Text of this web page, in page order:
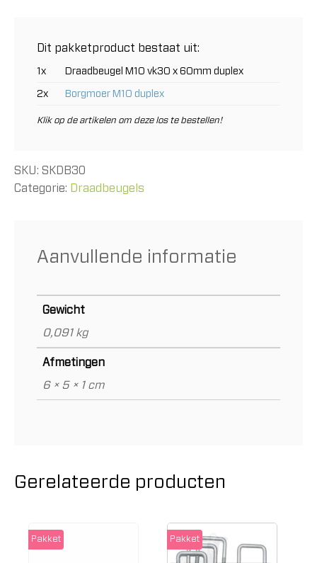
borgmoer
aantal
Dit pakketproduct bestaat uit:
1x Draadbeugel M10 vk30 x 60mm duplex
2x Borgmoer M10 duplex
Klik op de artikelen om deze los te bestellen!
SKU: SKDB30
Categorie:
Draadbeugels
Aanvullende informatie
Gewicht
0,091 kg
Afmetingen
6 × 5 × 1 cm
Gerelateerde producten
Pakket Pakket